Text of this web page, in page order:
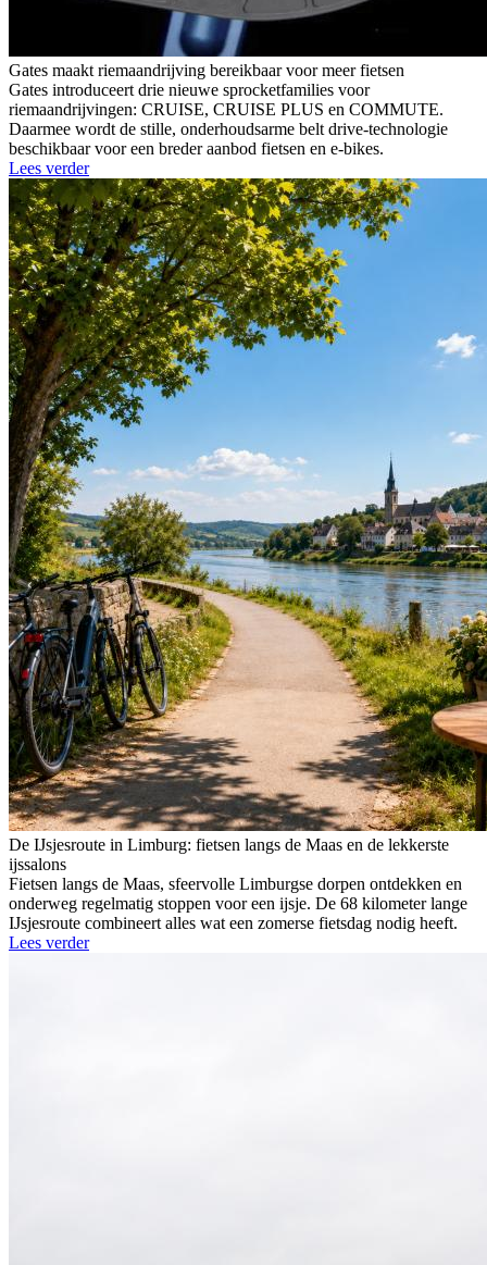
Gates maakt riemaandrijving bereikbaar voor meer fietsen
Gates introduceert drie nieuwe sprocketfamilies voor
riemaandrijvingen: CRUISE, CRUISE PLUS en COMMUTE.
Daarmee wordt de stille, onderhoudsarme belt drive-technologie
beschikbaar voor een breder aanbod fietsen en e-bikes.
Lees verder
De IJsjesroute in Limburg: fietsen langs de Maas en de lekkerste
ijssalons
Fietsen langs de Maas, sfeervolle Limburgse dorpen ontdekken en
onderweg regelmatig stoppen voor een ijsje. De 68 kilometer lange
IJsjesroute combineert alles wat een zomerse fietsdag nodig heeft.
Lees verder